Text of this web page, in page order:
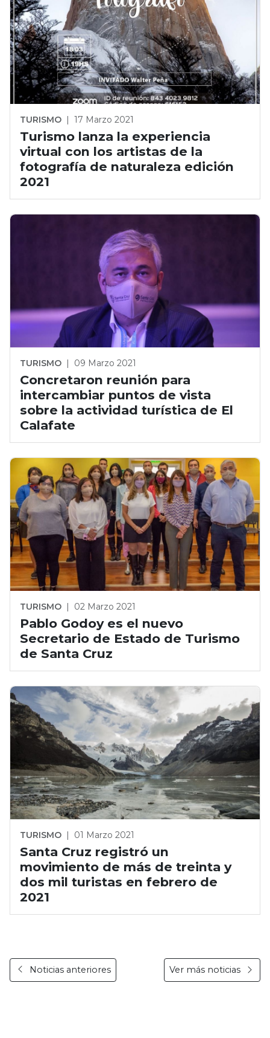
TURISMO | 17 Marzo 2021
Turismo lanza la experiencia
virtual con los artistas de la
fotografía de naturaleza edición
2021
TURISMO | 09 Marzo 2021
Concretaron reunión para
intercambiar puntos de vista
sobre la actividad turística de El
Calafate
TURISMO | 02 Marzo 2021
Pablo Godoy es el nuevo
Secretario de Estado de Turismo
de Santa Cruz
TURISMO | 01 Marzo 2021
Santa Cruz registró un
movimiento de más de treinta y
dos mil turistas en febrero de
2021
Noticias anteriores Ver más noticias